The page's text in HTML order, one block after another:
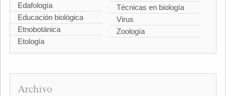
Edafología
Educación biológica
Etnobotánica
Etología
Técnicas en biología
Virus
Zoología
Archivo